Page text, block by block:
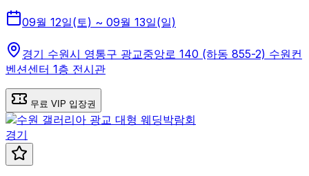
09월 12일(토) ~ 09월 13일(일)
경기 수원시 영통구 광교중앙로 140 (하동 855-2) 수원컨
벤션센터 1층 전시관
무료 VIP 입장권
경기